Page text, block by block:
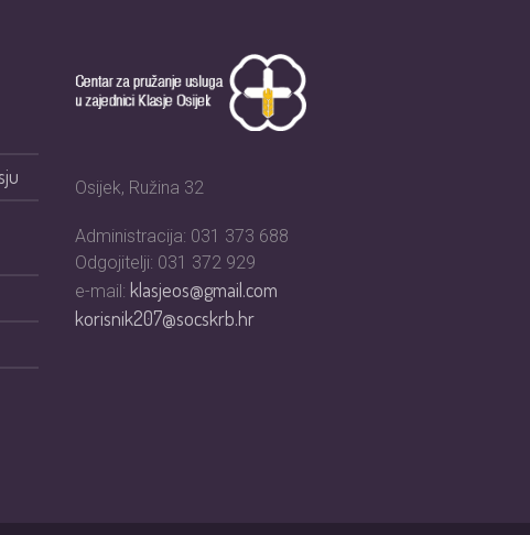
Osijek, Ružina 32
Administracija: 031 373 688
Odgojitelji: 031 372 929
e-mail: klasjeos@gmail.com
korisnik207@socskrb.hr